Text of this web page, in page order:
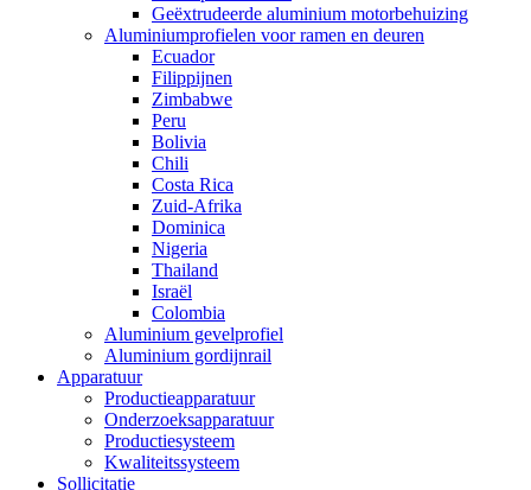
Geëxtrudeerde aluminium motorbehuizing
Aluminiumprofielen voor ramen en deuren
Ecuador
Filippijnen
Zimbabwe
Peru
Bolivia
Chili
Costa Rica
Zuid-Afrika
Dominica
Nigeria
Thailand
Israël
Colombia
Aluminium gevelprofiel
Aluminium gordijnrail
Apparatuur
Productieapparatuur
Onderzoeksapparatuur
Productiesysteem
Kwaliteitssysteem
Sollicitatie